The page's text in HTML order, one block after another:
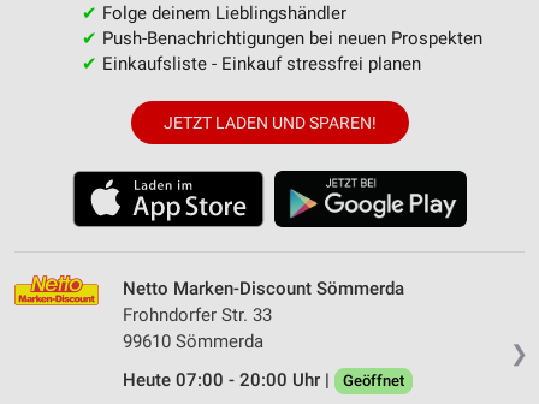
✔ Folge deinem Lieblingshändler
✔ Push-Benachrichtigungen bei neuen Prospekten
✔ Einkaufsliste - Einkauf stressfrei planen
JETZT LADEN UND SPAREN!
❯
Netto Marken-Discount Sömmerda
Frohndorfer Str. 33
99610 Sömmerda
Heute 07:00 - 20:00 Uhr |
Geöffnet